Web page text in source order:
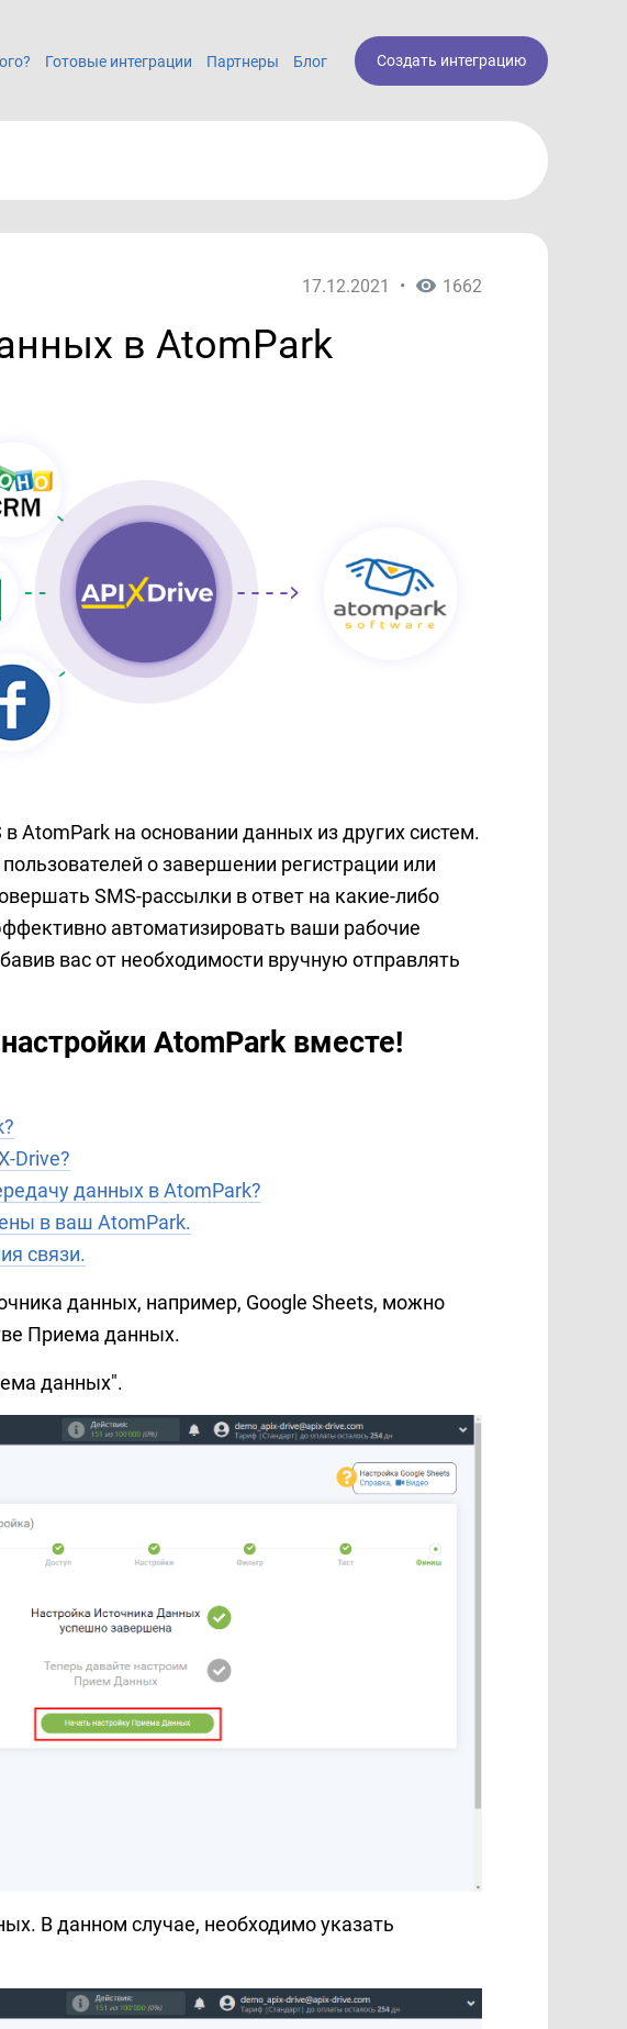
Создать интеграцию
Готовые интеграции Партнеры Блог
17.12.2021 • 1662
в AtomPark
AtomPark на основании данных из других систем.
о завершении регистрации или
SMS-рассылки в ответ на какие-либо
автоматизировать ваши рабочие
вас от необходимости вручную отправлять
AtomPark вместе!
Drive?
данных в AtomPark?
в ваш AtomPark.
связи.
данных, например, Google Sheets, можно
Приема данных.
данных".
В данном случае, необходимо указать